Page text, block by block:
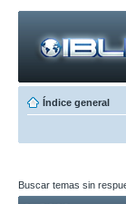
Índice general
Buscar temas sin